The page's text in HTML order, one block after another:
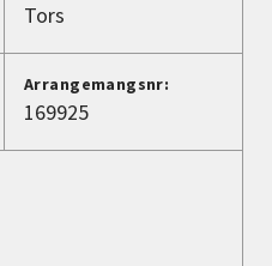
Tors
Arrangemangsnr:
169925